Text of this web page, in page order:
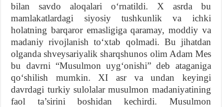
bilan savdo aloqalari o‘rnatildi. X asrda bu
mamlakatlardagi siyosiy tushkunlik va ichki
holatning barqaror emasligiga qaramay, moddiy va
madaniy rivojlanish to‘xtab qolmadi. Bu jihatdan
olganda shveysariyalik sharqshunos olim Adam Mes
bu davrni “Musulmon uyg‘onishi” deb ataganiga
qo‘shilish mumkin. XI asr va undan keyingi
davrdagi turkiy sulolalar musulmon madaniyatining
faol ta’sirini boshidan kechirdi. Musulmon